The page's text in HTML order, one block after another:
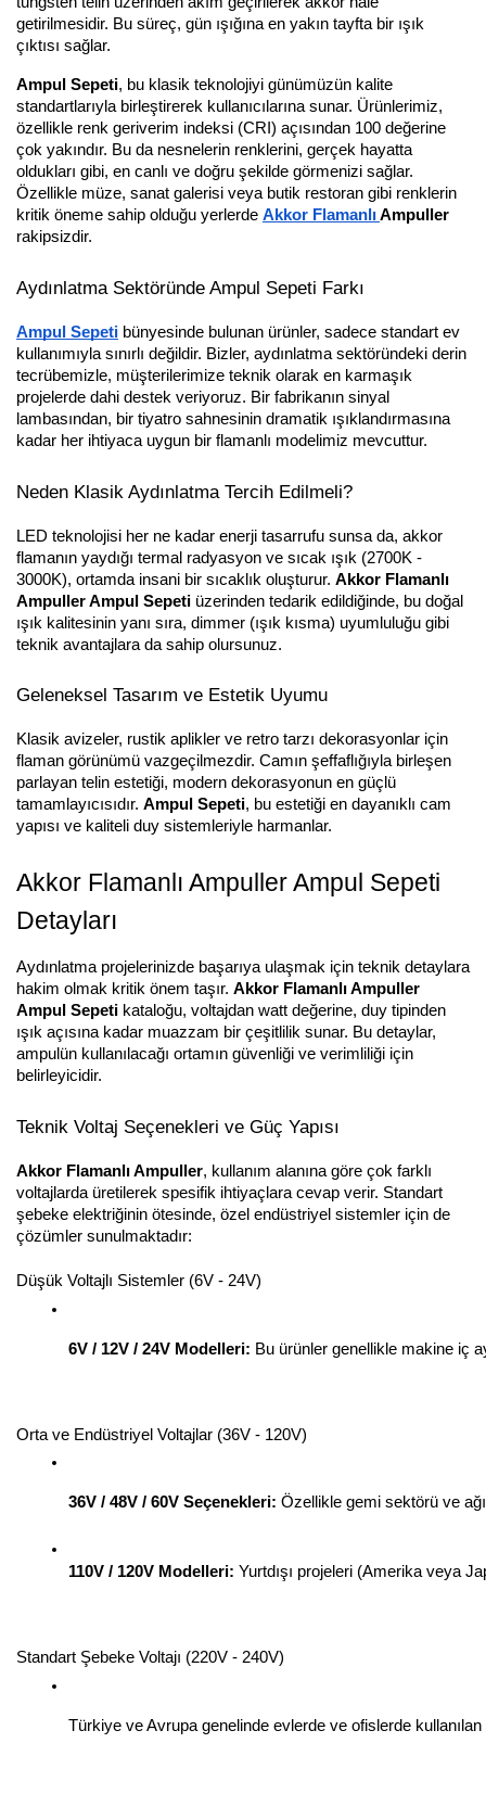
getirilmesidir. Bu süreç, gün ışığına en yakın tayfta bir ışık
çıktısı sağlar.
Ampul Sepeti, bu klasik teknolojiyi günümüzün kalite
standartlarıyla birleştirerek kullanıcılarına sunar. Ürünlerimiz,
özellikle renk geriverim indeksi (CRI) açısından 100 değerine
çok yakındır. Bu da nesnelerin renklerini, gerçek hayatta
oldukları gibi, en canlı ve doğru şekilde görmenizi sağlar.
Özellikle müze, sanat galerisi veya butik restoran gibi renklerin
kritik öneme sahip olduğu yerlerde Akkor FlamanlıAmpuller
rakipsizdir.
Aydınlatma Sektöründe Ampul Sepeti Farkı
Ampul Sepeti bünyesinde bulunan ürünler, sadece standart ev
kullanımıyla sınırlı değildir. Bizler, aydınlatma sektöründeki derin
tecrübemizle, müşterilerimize teknik olarak en karmaşık
projelerde dahi destek veriyoruz. Bir fabrikanın sinyal
lambasından, bir tiyatro sahnesinin dramatik ışıklandırmasına
kadar her ihtiyaca uygun bir flamanlı modelimiz mevcuttur.
Neden Klasik Aydınlatma Tercih Edilmeli?
LED teknolojisi her ne kadar enerji tasarrufu sunsa da, akkor
flamanın yaydığı termal radyasyon ve sıcak ışık (2700K -
3000K), ortamda insani bir sıcaklık oluşturur. Akkor Flamanlı
Ampuller Ampul Sepeti üzerinden tedarik edildiğinde, bu doğal
ışık kalitesinin yanı sıra, dimmer (ışık kısma) uyumluluğu gibi
teknik avantajlara da sahip olursunuz.
Geleneksel Tasarım ve Estetik Uyumu
Klasik avizeler, rustik aplikler ve retro tarzı dekorasyonlar için
flaman görünümü vazgeçilmezdir. Camın şeffaflığıyla birleşen
parlayan telin estetiği, modern dekorasyonun en güçlü
tamamlayıcısıdır. Ampul Sepeti, bu estetiği en dayanıklı cam
yapısı ve kaliteli duy sistemleriyle harmanlar.
Akkor Flamanlı Ampuller Ampul Sepeti
Detayları
Aydınlatma projelerinizde başarıya ulaşmak için teknik detaylara
hakim olmak kritik önem taşır. Akkor Flamanlı Ampuller
Ampul Sepeti kataloğu, voltajdan watt değerine, duy tipinden
ışık açısına kadar muazzam bir çeşitlilik sunar. Bu detaylar,
ampulün kullanılacağı ortamın güvenliği ve verimliliği için
belirleyicidir.
Teknik Voltaj Seçenekleri ve Güç Yapısı
Akkor Flamanlı Ampuller, kullanım alanına göre çok farklı
voltajlarda üretilerek spesifik ihtiyaçlara cevap verir. Standart
şebeke elektriğinin ötesinde, özel endüstriyel sistemler için de
çözümler sunulmaktadır:
Düşük Voltajlı Sistemler (6V - 24V)
6V / 12V / 24V Modelleri: Bu ürünler genellikle makine iç
Orta ve Endüstriyel Voltajlar (36V - 120V)
36V / 48V / 60V Seçenekleri: Özellikle gemi sektörü ve
110V / 120V Modelleri: Yurtdışı projeleri (Amerika veya
Standart Şebeke Voltajı (220V - 240V)
Türkiye ve Avrupa genelinde evlerde ve ofislerde